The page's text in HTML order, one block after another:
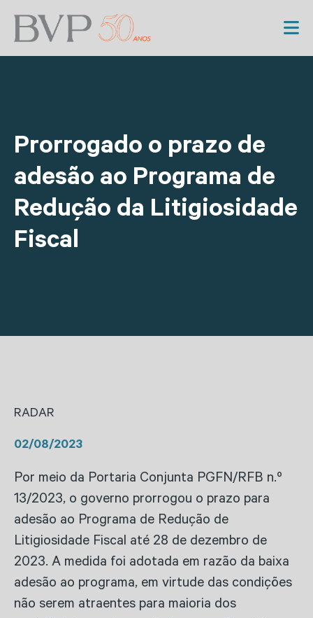
Prorrogado o prazo de
adesão ao Programa de
Redução da Litigiosidade
Fiscal
RADAR
02/08/2023
Por meio da Portaria Conjunta PGFN/RFB n.º
13/2023, o governo prorrogou o prazo para
adesão ao Programa de Redução de
Litigiosidade Fiscal até 28 de dezembro de
2023. A medida foi adotada em razão da baixa
adesão ao programa, em virtude das condições
não serem atraentes para maioria dos